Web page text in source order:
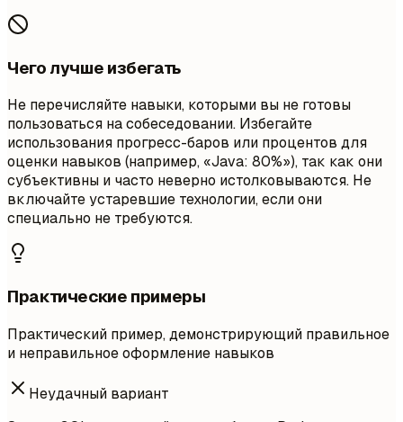
Чего лучше избегать
Не перечисляйте навыки, которыми вы не готовы
пользоваться на собеседовании. Избегайте
использования прогресс-баров или процентов для
оценки навыков (например, «Java: 80%»), так как они
субъективны и часто неверно истолковываются. Не
включайте устаревшие технологии, если они
специально не требуются.
Практические примеры
Практический пример, демонстрирующий правильное
и неправильное оформление навыков
Неудачный вариант